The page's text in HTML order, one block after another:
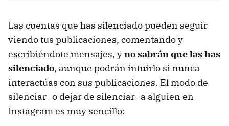
Las cuentas que has silenciado pueden seguir
viendo tus publicaciones, comentando y
escribiéndote mensajes, yno sabrán que las has
silenciado, aunque podrán intuirlo si nunca
interactúas con sus publicaciones. El modo de
silenciar -o dejar de silenciar- a alguien en
Instagram es muy sencillo: